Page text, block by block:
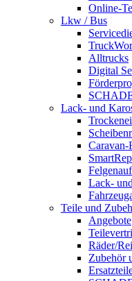
Online-
Lkw / Bus
Alltrucks
Digital
Lack- und
Caravan-
Lack-
Teile und
Angebote
Räder/
Zubehör